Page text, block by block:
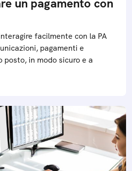
un pagamento con
facilmente con la PA
pagamenti e
posto, in modo sicuro e a